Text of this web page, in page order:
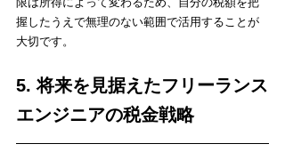
握したうえで無理のない範囲で活用することが
大切です。
5. 将来を見据えたフリーランス
エンジニアの税金戦略